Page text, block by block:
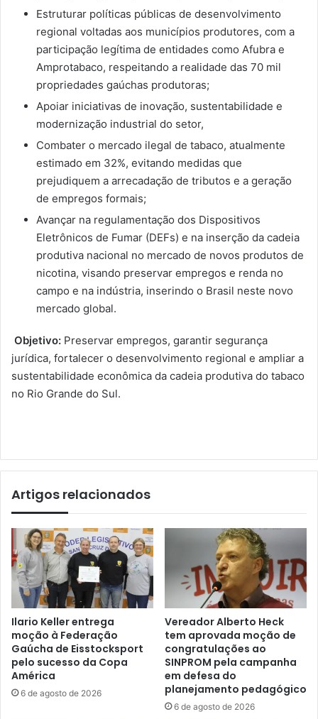
Estruturar políticas públicas de desenvolvimento
regional voltadas aos municípios produtores, com a
participação legítima de entidades como Afubra e
Amprotabaco, respeitando a realidade das 70 mil
propriedades gaúchas produtoras;
Apoiar iniciativas de inovação, sustentabilidade e
modernização industrial do setor,
Combater o mercado ilegal de tabaco, atualmente
estimado em 32%, evitando medidas que
prejudiquem a arrecadação de tributos e a geração
de empregos formais;
Avançar na regulamentação dos Dispositivos
Eletrônicos de Fumar (DEFs) e na inserção da cadeia
produtiva nacional no mercado de novos produtos de
nicotina, visando preservar empregos e renda no
campo e na indústria, inserindo o Brasil neste novo
mercado global.
Objetivo: Preservar empregos, garantir segurança
jurídica, fortalecer o desenvolvimento regional e ampliar a
sustentabilidade econômica da cadeia produtiva do tabaco
no Rio Grande do Sul.
Artigos relacionados
Ilario Keller entrega
moção à Federação
Gaúcha de Eisstocksport
pelo sucesso da Copa
América
6 de agosto de 2026
Vereador Alberto Heck
tem aprovada moção de
congratulações ao
SINPROM pela campanha
em defesa do
planejamento pedagógico
6 de agosto de 2026